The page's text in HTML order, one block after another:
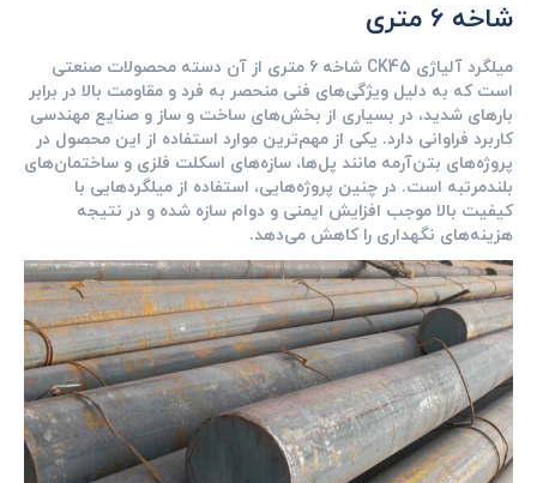
شاخه 6 متری
میلگرد آلیاژی CK45 شاخه 6 متری از آن دسته محصولات صنعتی
است که به دلیل ویژگی‌های فنی منحصر به فرد و مقاومت بالا در برابر
بارهای شدید، در بسیاری از بخش‌های ساخت و ساز و صنایع مهندسی
کاربرد فراوانی دارد. یکی از مهم‌ترین موارد استفاده از این محصول در
پروژه‌های بتن‌آرمه مانند پل‌ها، سازه‌های اسکلت فلزی و ساختمان‌های
بلندمرتبه است. در چنین پروژه‌هایی، استفاده از میلگردهایی با
کیفیت بالا موجب افزایش ایمنی و دوام سازه شده و در نتیجه
هزینه‌های نگهداری را کاهش می‌دهد.